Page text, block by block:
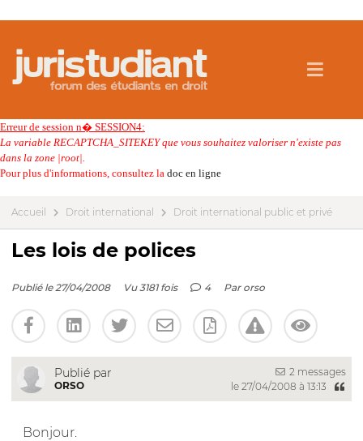
Erreur de session n� SESSION4:
La variable RECAPTCHA_SITEKEY que vous souhaitez valoriser n'existe pas
dans la zone |root|.
Pour plus d'informations, consultez la doc en ligne
Accueil Droit international Droit international public et privé
Les lois de polices
Publié le 27/04/2008 Vu 3181 fois 4 Par orso
Publié par
ORSO
2 messages
le 27/04/2008 à 13:13
Bonjour.